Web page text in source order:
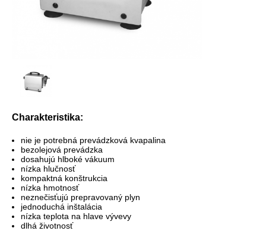
Charakteristika:
nie je potrebná prevádzková kvapalina
bezolejová prevádzka
dosahujú hlboké vákuum
nízka hlučnosť
kompaktná konštrukcia
nízka hmotnosť
neznečisťujú prepravovaný plyn
jednoduchá inštalácia
nízka teplota na hlave vývevy
dlhá životnosť